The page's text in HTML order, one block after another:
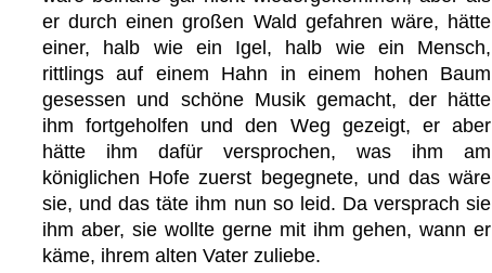
er durch einen großen Wald gefahren wäre, hätte
einer, halb wie ein Igel, halb wie ein Mensch,
rittlings auf einem Hahn in einem hohen Baum
gesessen und schöne Musik gemacht, der hätte
ihm fortgeholfen und den Weg gezeigt, er aber
hätte ihm dafür versprochen, was ihm am
königlichen Hofe zuerst begegnete, und das wäre
sie, und das täte ihm nun so leid. Da versprach sie
ihm aber, sie wollte gerne mit ihm gehen, wann er
käme, ihrem alten Vater zuliebe.